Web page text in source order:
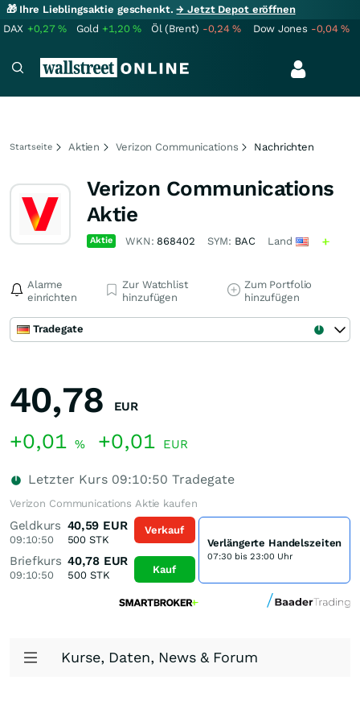
🎁 Ihre Lieblingsaktie geschenkt.→ Jetzt Depot eröffnen
DAX +0,27% Gold +1,20% Öl (Brent) -0,24% Dow Jones -0,04%
Startseite Aktien Verizon Communications Nachrichten
Verizon Communications
Aktie
Aktie WKN: 868402 SYM: BAC Land
Alarme
einrichten
Zur Watchlist
hinzufügen
Zum Portfolio
hinzufügen
Tradegate
40,78 EUR
+0,01 % +0,01 EUR
Letzter Kurs 09:10:50 Tradegate
Verizon Communications Aktie kaufen
Geldkurs
09:10:50
40,59 EUR
500 STK
Briefkurs
09:10:50
40,78 EUR
500STK
Verkauf
Kauf
Verlängerte Handelszeiten
07:30 bis 23:00 Uhr
Kurse, Daten, News & Forum